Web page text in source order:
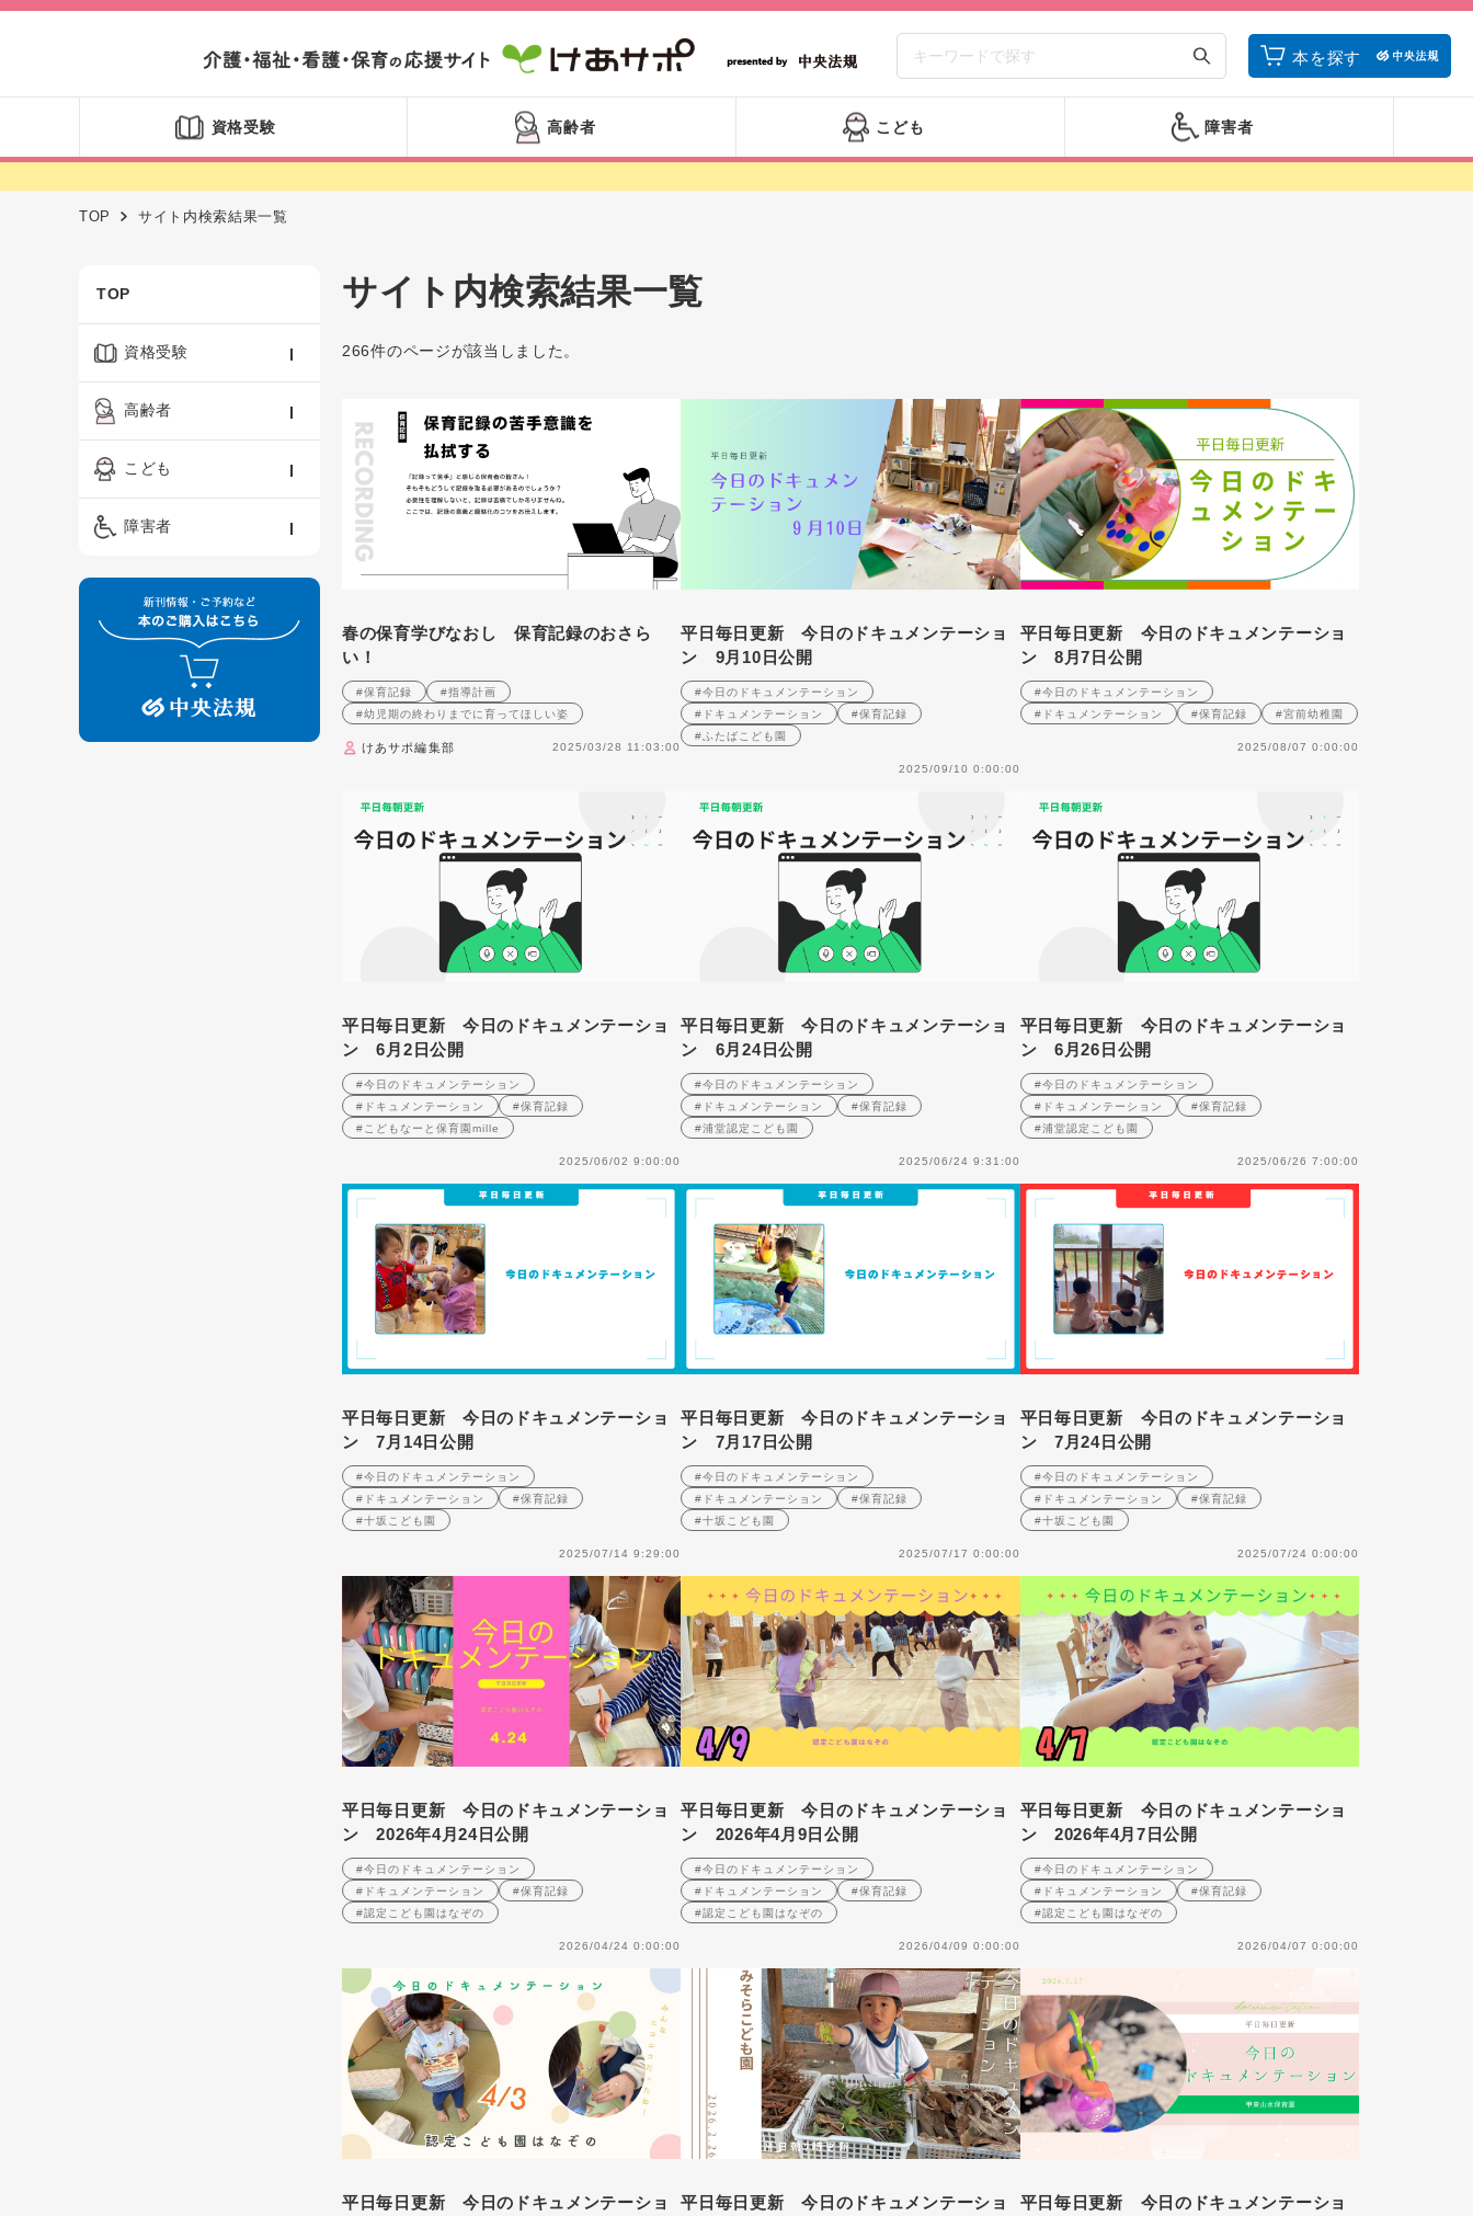
本を探す
資格受験 高齢者 こども 障害者
TOP サイト内検索結果一覧
TOP
資格受験
ケアマネジャー
精神保健福祉士
保育士
高齢者
認知症ケア・介護技術
ーシャルワーク
看護
制度
こども
保育・教育／発達障害
障害者
障害者支援・福祉
サイト内検索結果一覧
266件のページが該当しました。
春の保育学びなおし 保育記録のおさら
い！
#保育記録
#指導計画
#幼児期の終わりまでに育ってほしい姿
けあサポ編集部 2025/03/28 11:03:00
平日毎日更新 今日のドキュメンテーショ
ン 9月10日公開
#今日のドキュメンテーション
#ドキュメンテーション
#保育記録
#ふたばこども園
2025/09/10 0:00:00
平日毎日更新 今日のドキュメンテーショ
ン 8月7日公開
#今日のドキュメンテーション
#ドキュメンテーション
#保育記録 #宮前幼稚園
2025/08/07 0:00:00
平日毎日更新 今日のドキュメンテーショ
ン 6月2日公開
#今日のドキュメンテーション
#ドキュメンテーション
#保育記録
#こどもなーと保育園mille
2025/06/02 9:00:00
平日毎日更新 今日のドキュメンテーショ
ン 6月24日公開
#今日のドキュメンテーション
#ドキュメンテーション
#保育記録
#浦堂認定こども園
2025/06/24 9:31:00
平日毎日更新 今日のドキュメンテーショ
ン 6月26日公開
#今日のドキュメンテーション
#ドキュメンテーション
#保育記録
#浦堂認定こども園
2025/06/26 7:00:00
平日毎日更新 今日のドキュメンテーショ
ン 7月14日公開
#今日のドキュメンテーション
#ドキュメンテーション
#保育記録
#十坂こども園
2025/07/14 9:29:00
平日毎日更新 今日のドキュメンテーショ
ン 7月17日公開
#今日のドキュメンテーション
#ドキュメンテーション
#保育記録
#十坂こども園
2025/07/17 0:00:00
平日毎日更新 今日のドキュメンテーショ
ン 7月24日公開
#今日のドキュメンテーション
#ドキュメンテーション
#保育記録
#十坂こども園
2025/07/24 0:00:00
平日毎日更新 今日のドキュメンテーショ
ン 2026年4月24日公開
#今日のドキュメンテーション
#ドキュメンテーション
#保育記録
#認定こども園はなぞの
2026/04/24 0:00:00
平日毎日更新 今日のドキュメンテーショ
ン 2026年4月9日公開
#今日のドキュメンテーション
#ドキュメンテーション
#保育記録
#認定こども園はなぞの
2026/04/09 0:00:00
平日毎日更新 今日のドキュメンテーショ
ン 2026年4月7日公開
#今日のドキュメンテーション
#ドキュメンテーション
#保育記録
#認定こども園はなぞの
2026/04/07 0:00:00
平日毎日更新 今日のドキュメンテーショ
平日毎日更新 今日のドキュメンテーショ
平日毎日更新 今日のドキュメンテーショ